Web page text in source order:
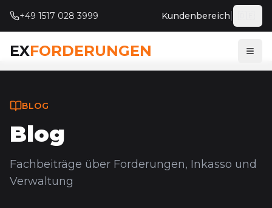
+49 1517 028 3999 Kundenbereich
EXFORDERUNGEN
BLOG
Blog
Fachbeiträge über Forderungen, Inkasso und
Verwaltung